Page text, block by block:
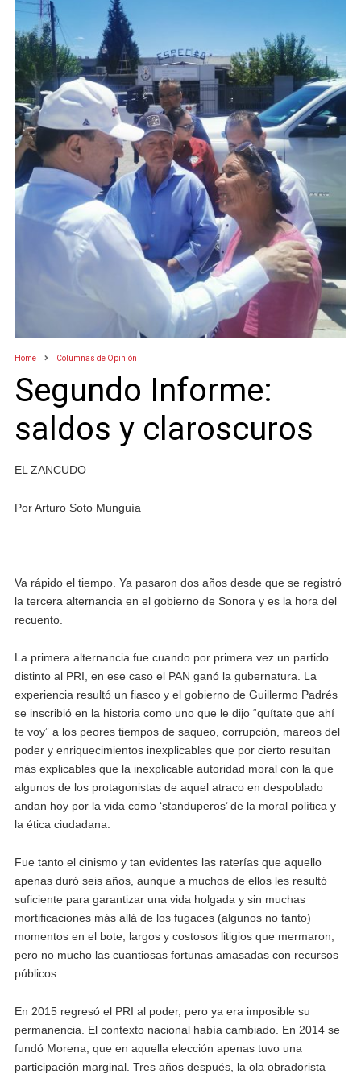
Home Columnas de Opinión
Segundo Informe:
saldos y claroscuros
EL ZANCUDO
Por Arturo Soto Munguía
Va rápido el tiempo. Ya pasaron dos años desde que se registró
la tercera alternancia en el gobierno de Sonora y es la hora del
recuento.
La primera alternancia fue cuando por primera vez un partido
distinto al PRI, en ese caso el PAN ganó la gubernatura. La
experiencia resultó un fiasco y el gobierno de Guillermo Padrés
se inscribió en la historia como uno que le dijo “quítate que ahí
te voy” a los peores tiempos de saqueo, corrupción, mareos del
poder y enriquecimientos inexplicables que por cierto resultan
más explicables que la inexplicable autoridad moral con la que
algunos de los protagonistas de aquel atraco en despoblado
andan hoy por la vida como ‘standuperos’ de la moral política y
la ética ciudadana.
Fue tanto el cinismo y tan evidentes las raterías que aquello
apenas duró seis años, aunque a muchos de ellos les resultó
suficiente para garantizar una vida holgada y sin muchas
mortificaciones más allá de los fugaces (algunos no tanto)
momentos en el bote, largos y costosos litigios que mermaron,
pero no mucho las cuantiosas fortunas amasadas con recursos
públicos.
En 2015 regresó el PRI al poder, pero ya era imposible su
permanencia. El contexto nacional había cambiado. En 2014 se
fundó Morena, que en aquella elección apenas tuvo una
participación marginal. Tres años después, la ola obradorista